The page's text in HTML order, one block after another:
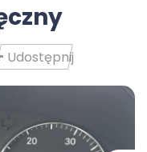
Udostępnij